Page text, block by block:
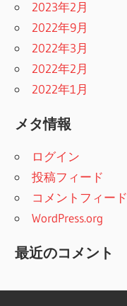
2023年2月
2022年9月
2022年3月
2022年2月
2022年1月
メタ情報
ログイン
投稿フィード
コメントフィード
WordPress.org
最近のコメント